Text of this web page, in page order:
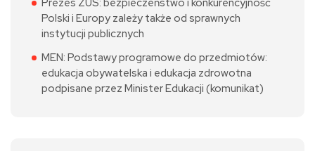
Polski i Europy zależy także od sprawnych
instytucji publicznych
MEN: Podstawy programowe do przedmiotów:
edukacja obywatelska i edukacja zdrowotna
podpisane przez Minister Edukacji (komunikat)